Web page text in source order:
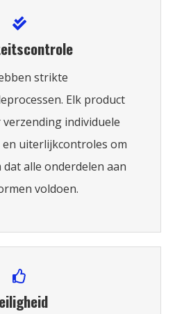
strikte
Elk product
individuele
uiterlijkcontroles om
alle onderdelen aan
voldoen.